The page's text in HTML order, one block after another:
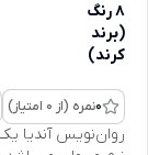
8 رنگ
(برند
کرند)
0نمره (از 0 امتیاز)
روان‌نویس آندیا